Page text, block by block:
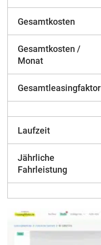
Gesamtkosten
Gesamtkosten /
Monat
Gesamtleasingfaktor
Laufzeit
Jährliche
Fahrleistung